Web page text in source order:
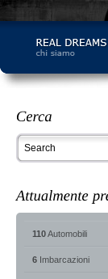
110Automobili
6 Imbarcazioni